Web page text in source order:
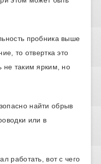
пробника выше
то отвертка это
не таким ярким, но
найти обрыв
или в
работать, вот с чего